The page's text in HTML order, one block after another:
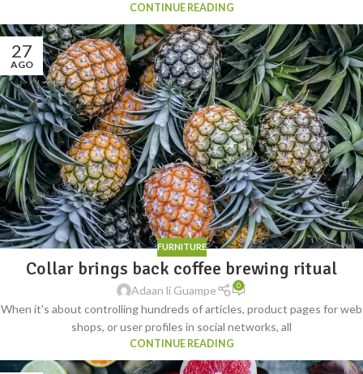
CONTINUE READING
27
AGO
FURNITURE
Collar brings back coffee brewing ritual
Adaan li Guampe 0
When it's about controlling hundreds of articles, product pages for web
shops, or user profiles in social networks, all
CONTINUE READING